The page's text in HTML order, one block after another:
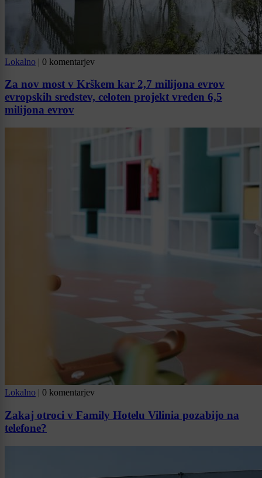
Lokalno | 0 komentarjev
Za nov most v Krškem kar 2,7 milijona evrov
evropskih sredstev, celoten projekt vreden 6,5
milijona evrov
Lokalno | 0 komentarjev
Zakaj otroci v Family Hotelu Vilinia pozabijo na
telefone?